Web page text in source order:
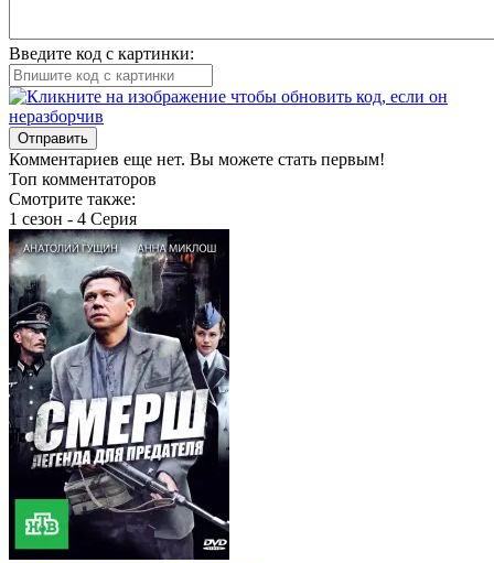
Введите код с картинки:
Отправить
Комментариев еще нет. Вы можете стать первым!
Топ комментаторов
Смотрите также:
1 сезон - 4 Серия